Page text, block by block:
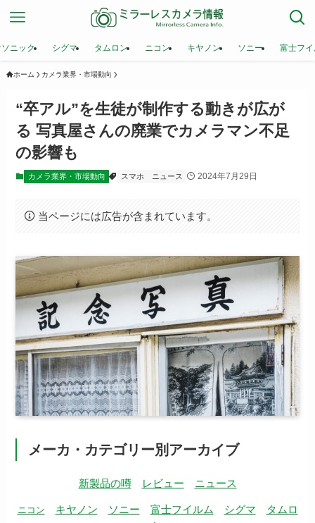
ニック シグマ タムロン ニコン キヤノン ソニー 富士フ
ホーム カメラ業界・市場動向
“卒アル”を生徒が制作する動きが広が
る 写真屋さんの廃業でカメラマン不足
の影響も
カメラ業界・市場動向 スマホ ニュース 2024年7月29日
当ページには広告が含まれています。
メーカ・カテゴリー別アーカイブ
新製品の噂 レビュー ニュース
ニコン キヤノン ソニー 富士フイルム シグマ
タムロ